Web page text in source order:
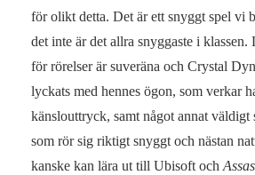
för olikt detta. Det är ett snyggt spel vi
det inte är det allra snyggaste i klassen.
för rörelser är suveräna och Crystal
lyckats med hennes ögon, som verkar
känslouttryck, samt något annat väldigt
som rör sig riktigt snyggt och nästan
kanske kan lära ut till Ubisoft och